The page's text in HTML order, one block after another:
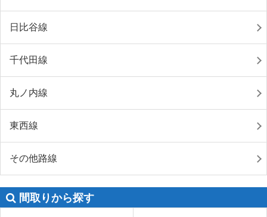
日比谷線
千代田線
丸ノ内線
東西線
その他路線
間取りから探す